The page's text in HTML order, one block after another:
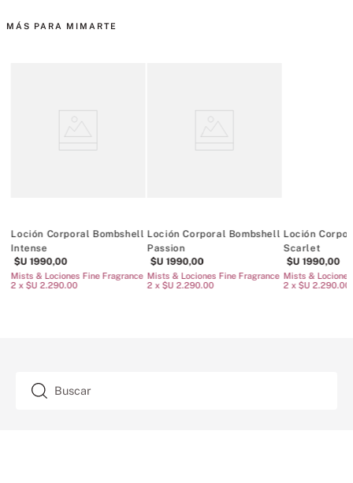
MÁS PARA MIMARTE
Loción Corporal Bombshell
Intense
$U 1990,00
Mists & Lociones Fine Fragrance
2 x $U 2.290.00
Loción Corporal Bombshell
Passion
$U 1990,00
Mists & Lociones Fine Fragrance
2 x $U 2.290.00
Loción
Scarlet
$U 1990,00
Mists &
2 x $U 2.290.00
Buscar